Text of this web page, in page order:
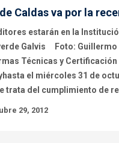
Caldas va por la
estarán en la
Galvis Foto: Guillermo
Técnicas y
el miércoles 31 de
trata del cumplimiento de
29, 2012